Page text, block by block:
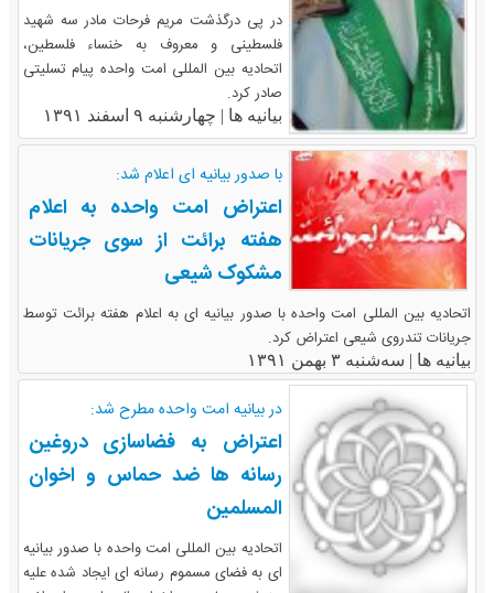
در پی درگذشت مریم فرحات مادر سه شهید
فلسطینی و معروف به خنساء فلسطین،
اتحادیه بین المللی امت واحده پیام تسلیتی
صادر کرد.
بیانیه ها | چهارشنبه ۹ اسفند ۱۳۹۱
با صدور بیانیه ای اعلام شد:
اعتراض امت واحده به اعلام
هفته برائت از سوی جریانات
مشکوک شیعی
اتحادیه بین المللی امت واحده با صدور بیانیه ای به اعلام هفته برائت توسط
جریانات تندروی شیعی اعتراض کرد.
بیانیه ها | سه‌شنبه ۳ بهمن ۱۳۹۱
در بیانیه امت واحده مطرح شد:
اعتراض به فضاسازی دروغین
رسانه ها ضد حماس و اخوان
المسلمین
اتحادیه بین المللی امت واحده با صدور بیانیه
ای به فضای مسموم رسانه ای ایجاد شده علیه